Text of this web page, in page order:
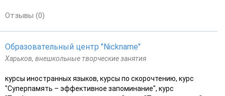
Отзывы (0)
Образовательный центр "Nickname"
Харьков, внешкольные творческие занятия
курсы иностранных языков, курсы по скорочтению, курс
"Суперпамять – эффективное запоминание", курс